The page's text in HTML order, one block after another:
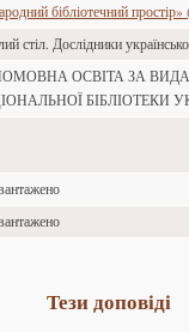
бібліотечний
стіл. Дослідники
ОСВІТА ЗА
БІБЛІОТЕКИ
Тези доповіді